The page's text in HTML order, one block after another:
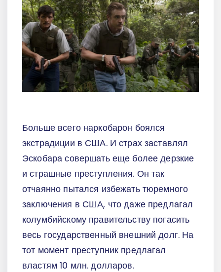
Больше всего наркобарон боялся
экстрадиции в США. И страх заставлял
Эскобара совершать еще более дерзкие
и страшные преступления. Он так
отчаянно пытался избежать тюремного
заключения в США, что даже предлагал
колумбийскому правительству погасить
весь государственный внешний долг. На
тот момент преступник предлагал
властям 10 млн. долларов.